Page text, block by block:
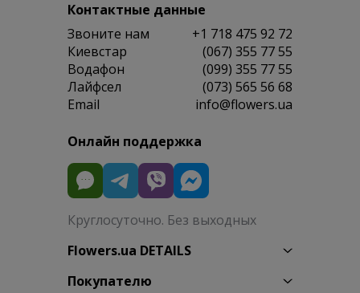
Контактные данные
Звоните нам
+1 718 475 92 72
Киевстар
(067) 355 77 55
Водафон
(099) 355 77 55
Лайфсел
(073) 565 56 68
Email
info@flowers.ua
Онлайн поддержка
Круглосуточно. Без выходных
Flowers.ua DETAILS
Покупателю